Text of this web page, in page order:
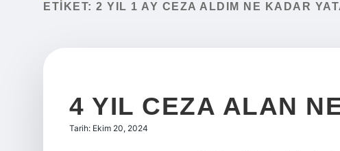
ETIKET: 2 YIL 1 AY CEZA ALDIM NE KADAR
4 YIL CEZA ALAN
Tarih: Ekim 20, 2024